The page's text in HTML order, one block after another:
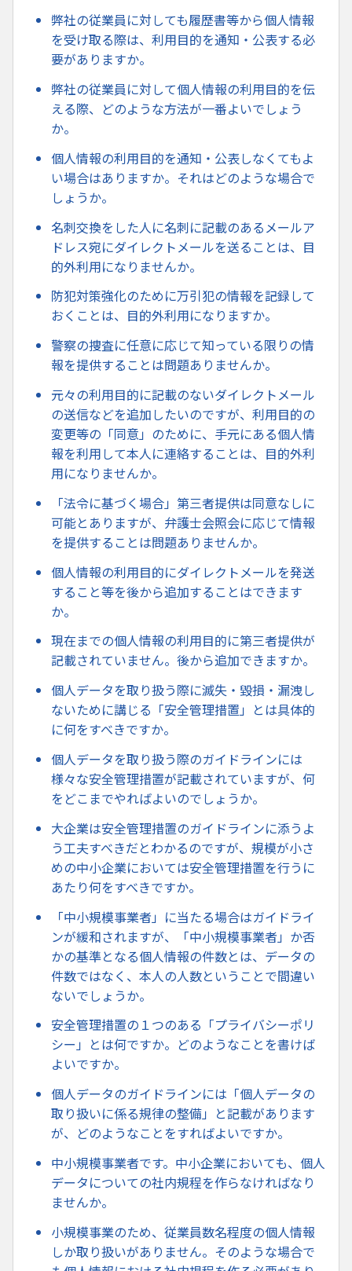
弊社の従業員に対しても履歴書等から個人情報
を受け取る際は、利用目的を通知・公表する必
要がありますか。
弊社の従業員に対して個人情報の利用目的を伝
える際、どのような方法が一番よいでしょう
か。
個人情報の利用目的を通知・公表しなくてもよ
い場合はありますか。それはどのような場合で
しょうか。
名刺交換をした人に名刺に記載のあるメールア
ドレス宛にダイレクトメールを送ることは、目
的外利用になりませんか。
防犯対策強化のために万引犯の情報を記録して
おくことは、目的外利用になりますか。
警察の捜査に任意に応じて知っている限りの情
報を提供することは問題ありませんか。
元々の利用目的に記載のないダイレクトメール
の送信などを追加したいのですが、利用目的の
変更等の「同意」のために、手元にある個人情
報を利用して本人に連絡することは、目的外利
用になりませんか。
「法令に基づく場合」第三者提供は同意なしに
可能とありますが、弁護士会照会に応じて情報
を提供することは問題ありませんか。
個人情報の利用目的にダイレクトメールを発送
すること等を後から追加することはできます
か。
現在までの個人情報の利用目的に第三者提供が
記載されていません。後から追加できますか。
個人データを取り扱う際に滅失・毀損・漏洩し
ないために講じる「安全管理措置」とは具体的
に何をすべきですか。
個人データを取り扱う際のガイドラインには
様々な安全管理措置が記載されていますが、何
をどこまでやればよいのでしょうか。
大企業は安全管理措置のガイドラインに添うよ
う工夫すべきだとわかるのですが、規模が小さ
めの中小企業においては安全管理措置を行うに
あたり何をすべきですか。
「中小規模事業者」に当たる場合はガイドライ
ンが緩和されますが、「中小規模事業者」か否
かの基準となる個人情報の件数とは、データの
件数ではなく、本人の人数ということで間違い
ないでしょうか。
安全管理措置の１つのある「プライバシーポリ
シー」とは何ですか。どのようなことを書けば
よいですか。
個人データのガイドラインには「個人データの
取り扱いに係る規律の整備」と記載があります
が、どのようなことをすればよいですか。
中小規模事業者です。中小企業においても、個人
データについての社内規程を作らなければなり
ませんか。
小規模事業のため、従業員数名程度の個人情報
しか取り扱いがありません。そのような場合で